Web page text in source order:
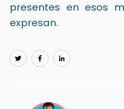
presentes en esos
expresan.